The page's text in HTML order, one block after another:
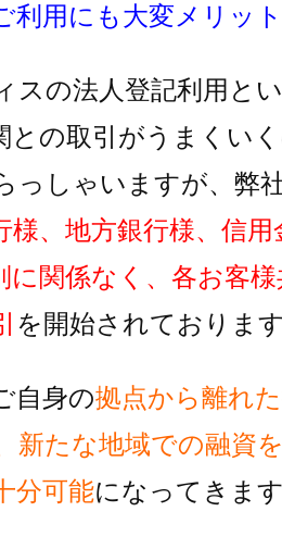
利用にも大変メリット
スの法人登記利用とい
との取引がうまくい
っしゃいますが、弊社
様、地方銀行様、信
に関係なく、各お客
を開始されております
自身の拠点から離れ
新たな地域での融資
分可能になってきます